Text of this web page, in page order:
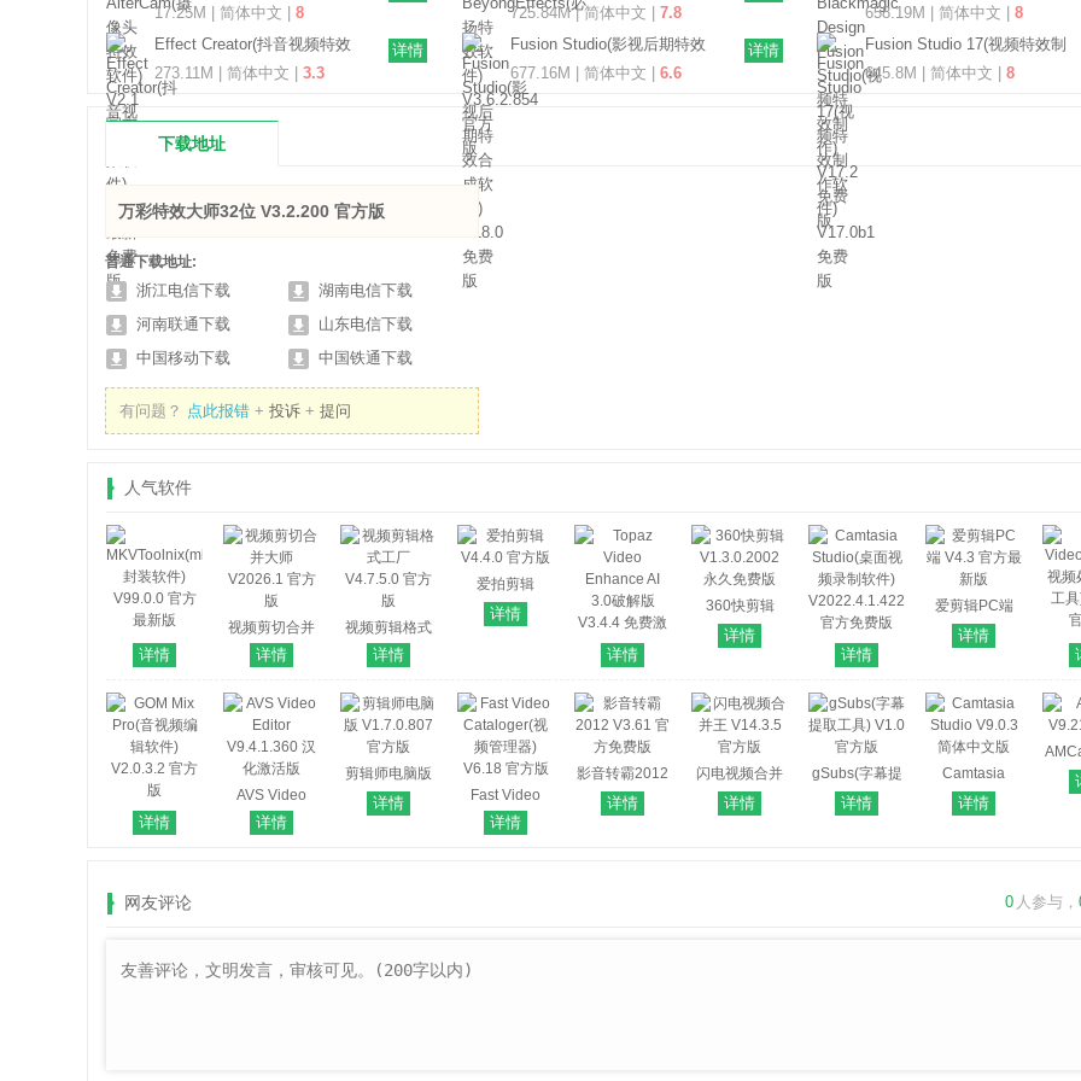
V2.1 官方版
17.25M | 简体中文 | 8 件) V3.6.2.854 官方版
725.84M | 简体中文 | 7.8
Studio(视频特效制作) V17.2
658.19M | 简体中文 |8
Effect Creator(抖音视频特效
软件) V4.9.0 最新免费版
273.11M | 简体中文 | 3.3
详情
Fusion Studio(影视后期特效
合成软件) V18.0 免费版
677.16M | 简体中文 | 6.6
详情
Fusion Studio 17(视频特效制
作软件) V17.0b1 免费版
645.8M | 简体中文 |8
下载地址
万彩特效大师32位 V3.2.200 官方版
普通下载地址:
浙江电信下载
湖南电信下载
河南联通下载
山东电信下载
中国移动下载
中国铁通下载
有问题？ 点此报错 + 投诉 + 提问
人气软件
MKVToolnix(mkv
封装软件)
V99.0.0 官方
最新版
详情
视频剪切合并
大师 V2026.1
官方版
详情
视频剪辑格式
工厂 V4.7.5.0
官方版
详情
爱拍剪辑
V4.4.0 官方版
详情
Topaz Video
Enhance AI
3.0破解版
V3.4.4 免费激
活版
详情
360快剪辑
V1.3.0.2002
永久免费版
详情
Camtasia
Studio(桌面视
频录制软件)
V2022.4.1.42246
官方免费版
详情
爱剪辑PC端
V4.3 官方最新
版
详情
视
工
GOM Mix
Pro(音视频编
版
详情
AVS Video
Editor
V9.4.1.360 汉
详情
剪辑师电脑版
V1.7.0.807 官
方版
详情
Fast Video
Cataloger(视
频管理器)
详情
影音转霸2012
V3.61 官方免
费版
详情
闪电视频合并
王 V14.3.5 官
方版
详情
gSubs(字幕提
取工具) V1.0
官方版
详情
Camtasia
Studio V9.0.3
简体中文版
详情
网友评论 0 人参与，